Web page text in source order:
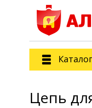
Цепь